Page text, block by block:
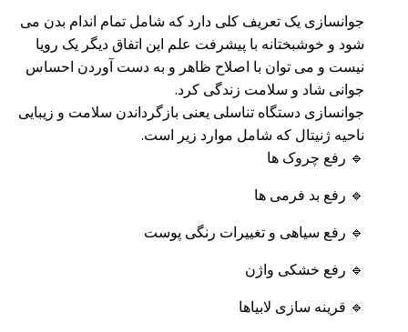
جوانسازی یک تعریف کلی دارد که شامل تمام اندام بدن می
شود و خوشبختانه با پیشرفت علم این اتفاق دیگر یک رویا
نیست و می توان با اصلاح ظاهر و به دست آوردن احساس
جوانی شاد و سلامت زندگی کرد.
جوانسازی دستگاه تناسلی یعنی بازگرداندن سلامت و زیبایی
ناحیه ژنیتال که شامل موارد زیر است.
🔹 رفع چروک ها
🔹 رفع بد فرمی ها
🔹 رفع سیاهی و تغییرات رنگی پوست
🔹 رفع خشکی واژن
🔹 قرینه سازی لابیاها